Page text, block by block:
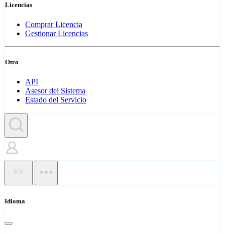
Licencias
Comprar Licencia
Gestionar Licencias
Otro
API
Asesor del Sistema
Estado del Servicio
ES
Idioma